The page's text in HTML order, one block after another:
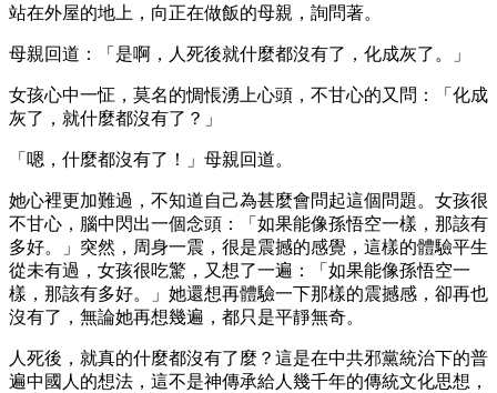
站在外屋的地上，向正在做飯的母親，詢問著。
母親回道：「是啊，人死後就什麼都沒有了，化成灰了。」
女孩心中一怔，莫名的惆悵湧上心頭，不甘心的又問：「化成
灰了，就什麼都沒有了？」
「嗯，什麼都沒有了！」母親回道。
她心裡更加難過，不知道自己為甚麼會問起這個問題。女孩很
不甘心，腦中閃出一個念頭：「如果能像孫悟空一樣，那該有
多好。」突然，周身一震，很是震撼的感覺，這樣的體驗平生
從未有過，女孩很吃驚，又想了一遍：「如果能像孫悟空一
樣，那該有多好。」她還想再體驗一下那樣的震撼感，卻再也
沒有了，無論她再想幾遍，都只是平靜無奇。
人死後，就真的什麼都沒有了麼？這是在中共邪黨統治下的普
遍中國人的想法，這不是神傳承給人幾千年的傳統文化思想，